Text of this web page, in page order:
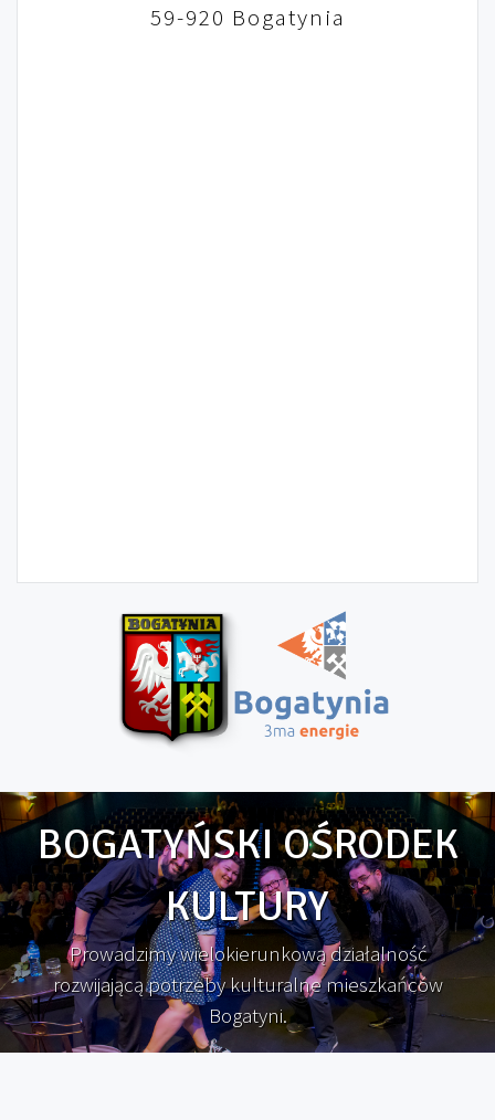
59-920 Bogatynia
BOGATYŃSKI OŚRODEK
KULTURY
Prowadzimy wielokierunkową działalność
rozwijającą potrzeby kulturalne mieszkańców
Bogatyni.